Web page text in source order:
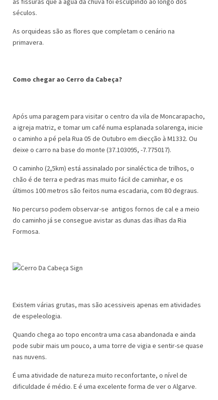
séculos.
As orquideas são as flores que completam o cenário na
primavera.
Como chegar ao Cerro da Cabeça?
Após uma paragem para visitar o centro da vila de Moncarapacho,
a igreja matriz, e tomar um café numa esplanada solarenga, inicie
o caminho a pé pela Rua 05 de Outubro em diecção à M1332. Ou
deixe o carro na base do monte (37.103095, -7.775017).
O caminho (2,5km) está assinalado por sinaléctica de trilhos, o
chão é de terra e pedras mas muito fácil de caminhar, e os
últimos 100 metros são feitos numa escadaria, com 80 degraus.
No percurso podem observar-se antigos fornos de cal e a meio
do caminho já se consegue avistar as dunas das ilhas da Ria
Formosa.
Existem várias grutas, mas são acessiveis apenas em atividades
de espeleologia.
Quando chega ao topo encontra uma casa abandonada e ainda
pode subir mais um pouco, a uma torre de vigia e sentir-se quase
nas nuvens.
É uma atividade de natureza muito reconfortante, o nível de
dificuldade é médio. E é uma excelente forma de ver o Algarve.